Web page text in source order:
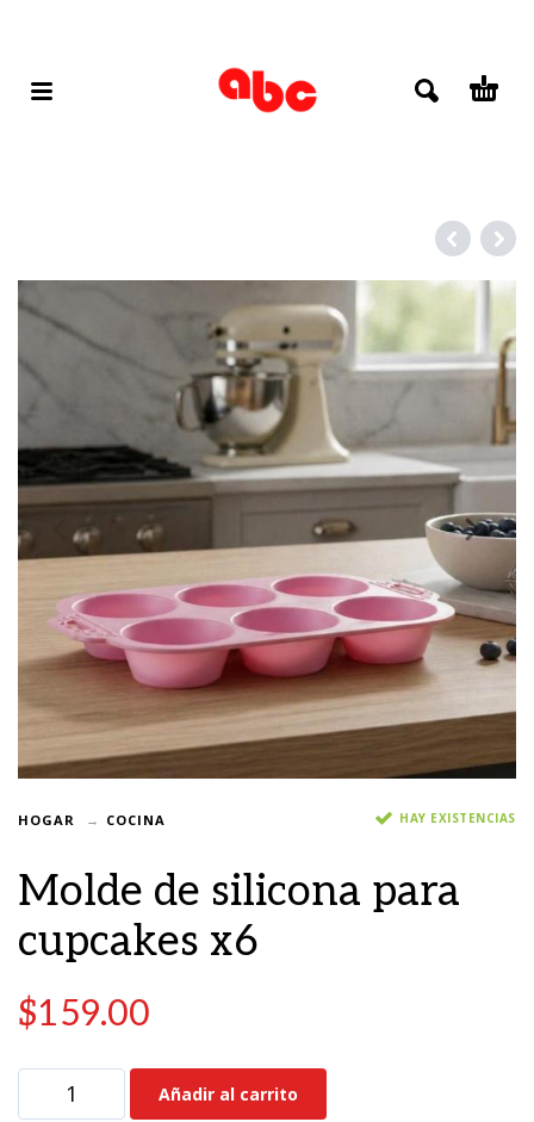
HOGAR COCINA HAY EXISTENCIAS
Molde de silicona para
cupcakes x6
$159.00
Añadir al carrito